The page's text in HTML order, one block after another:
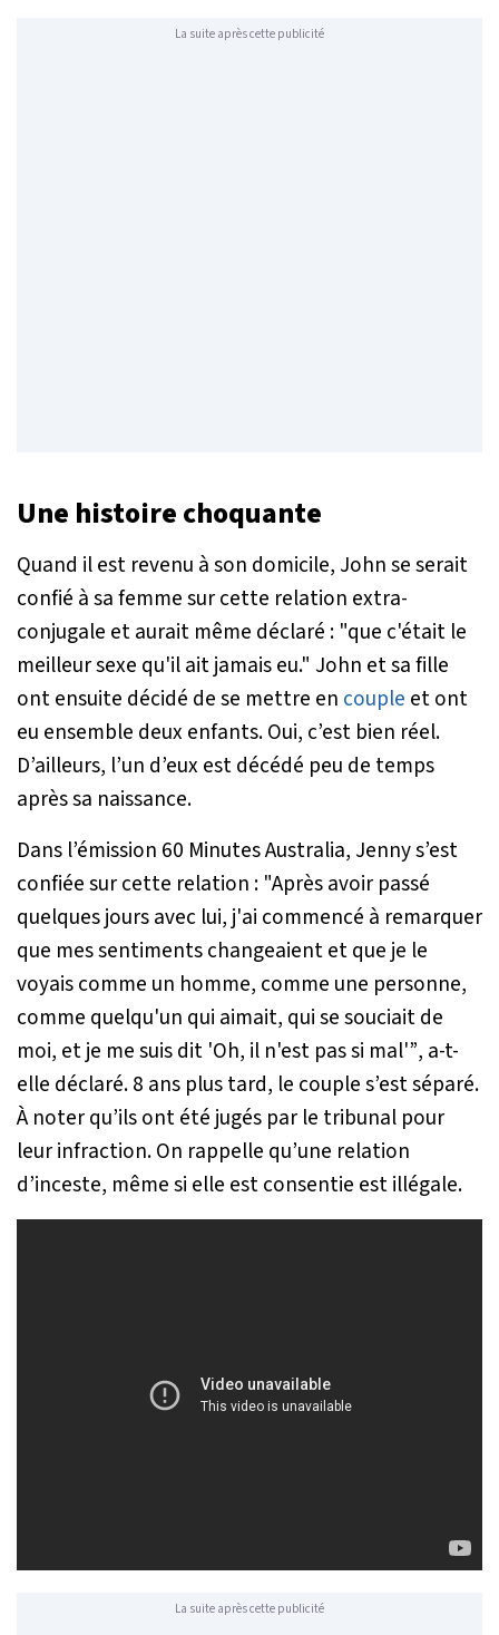
La suite après cette publicité
Une histoire choquante
Quand il est revenu à son domicile, John se serait
confié à sa femme sur cette relation extra-
conjugale et aurait même déclaré : "que c'était le
meilleur sexe qu'il ait jamais eu." John et sa fille
ont ensuite décidé de se mettre en couple et ont
eu ensemble deux enfants. Oui, c’est bien réel.
D’ailleurs, l’un d’eux est décédé peu de temps
après sa naissance.
Dans l’émission 60 Minutes Australia, Jenny s’est
confiée sur cette relation : "Après avoir passé
quelques jours avec lui, j'ai commencé à remarquer
que mes sentiments changeaient et que je le
voyais comme un homme, comme une personne,
comme quelqu'un qui aimait, qui se souciait de
moi, et je me suis dit 'Oh, il n'est pas si mal'”, a-t-
elle déclaré. 8 ans plus tard, le couple s’est séparé.
À noter qu’ils ont été jugés par le tribunal pour
leur infraction. On rappelle qu’une relation
d’inceste, même si elle est consentie est illégale.
La suite après cette publicité